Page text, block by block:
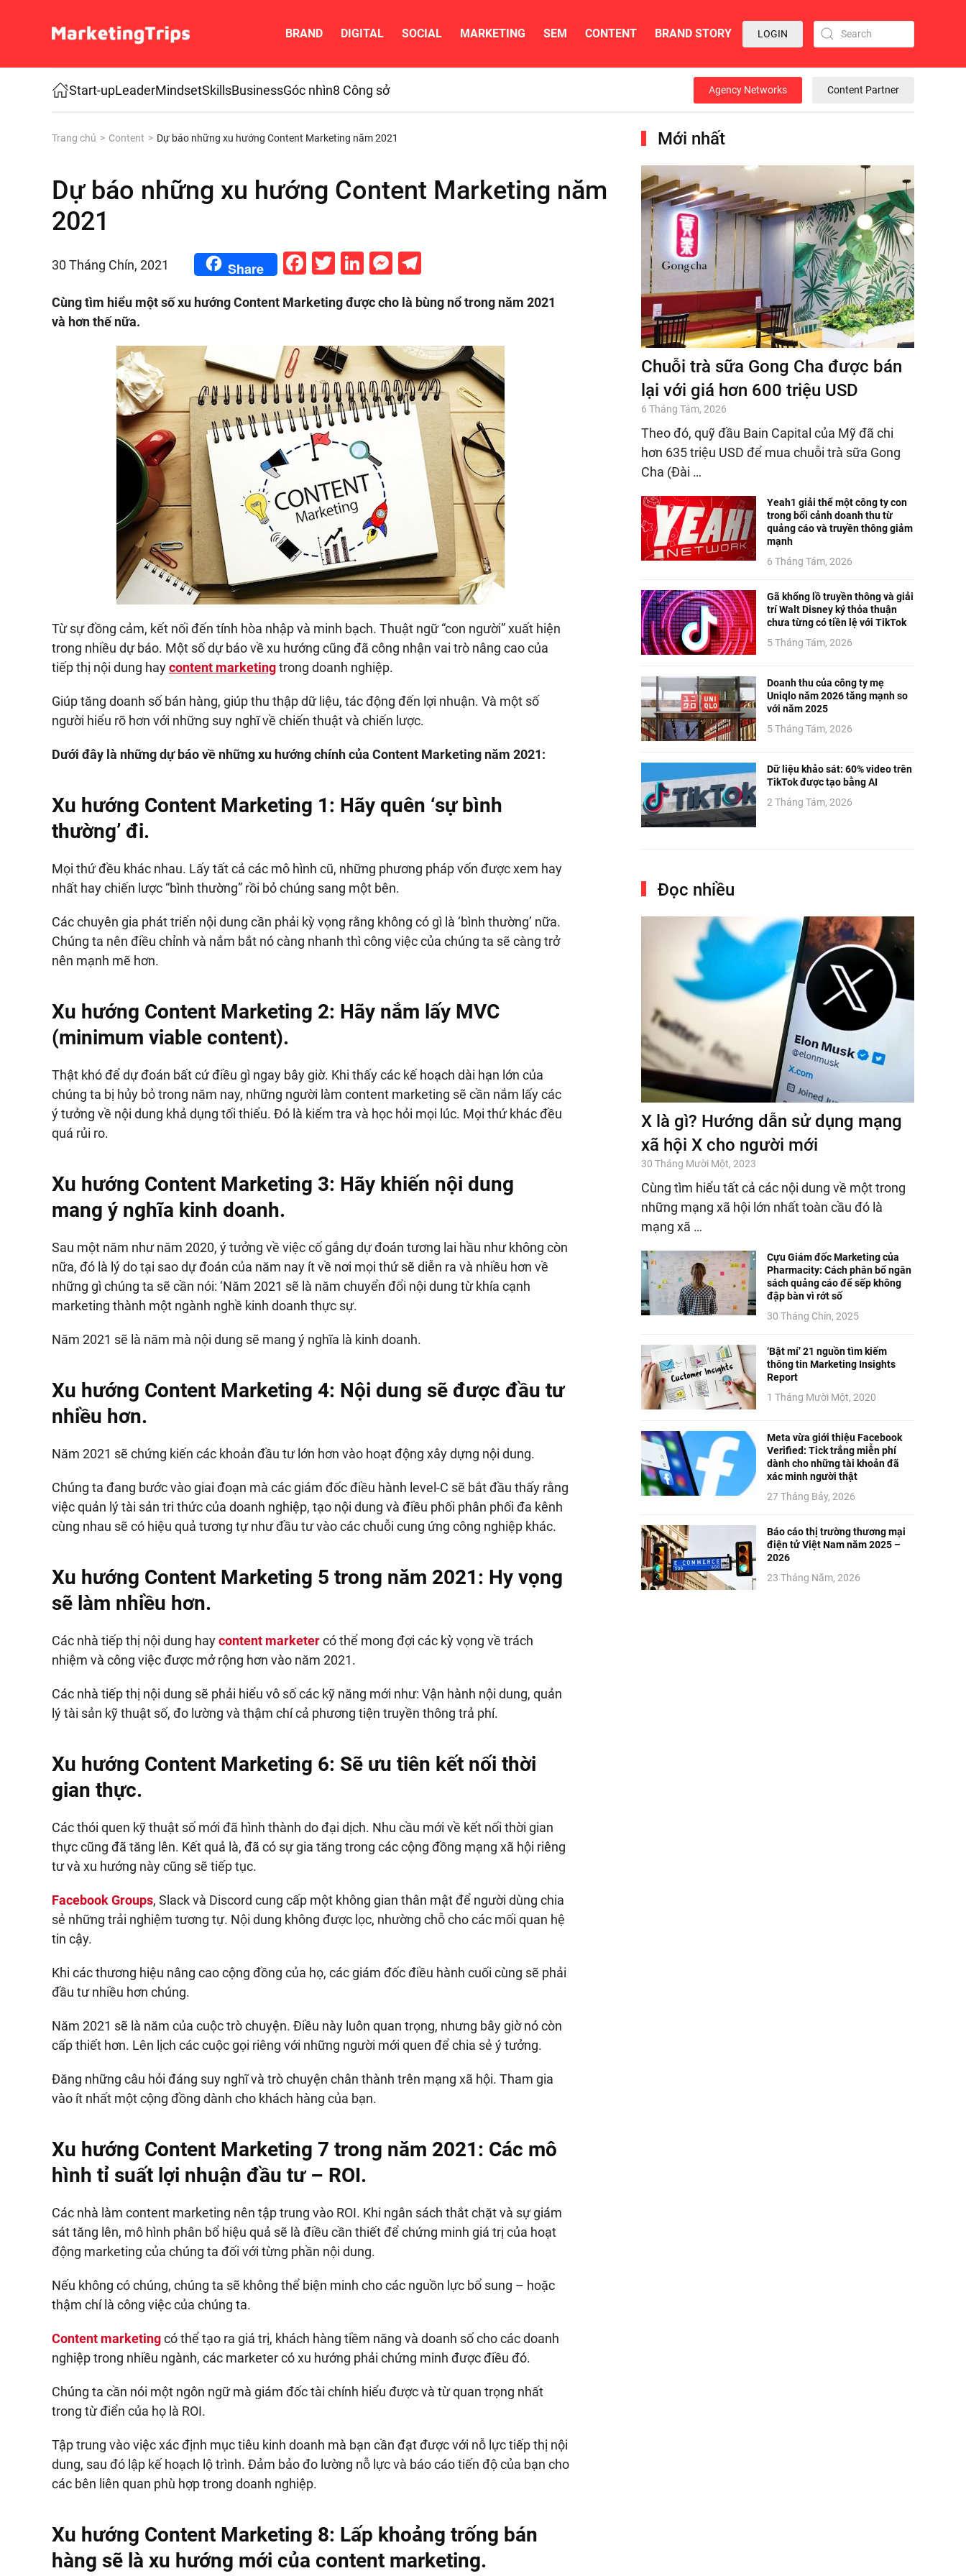
Skip to main content
BRAND DIGITAL SOCIAL MARKETING SEM CONTENT BRAND STORY LOGIN
Start-upLeaderMindsetSkillsBusinessGóc nhìn8 Công sở Agency Networks Content Partner
Trang chủ Content Dự báo những xu hướng Content Marketing năm 2021
Dự báo những xu hướng Content Marketing năm
2021
30 Tháng Chín, 2021 Share Facebook
Twitter
LinkedIn
Messenger
Telegram
Cùng tìm hiểu một số xu hướng Content Marketing được cho là bùng nổ trong năm 2021
và hơn thế nữa.
Từ sự đồng cảm, kết nối đến tính hòa nhập và minh bạch. Thuật ngữ “con người” xuất hiện
trong nhiều dự báo. Một số dự báo về xu hướng cũng đã công nhận vai trò nâng cao của
tiếp thị nội dung haycontent marketingtrong doanh nghiệp.
Giúp tăng doanh số bán hàng, giúp thu thập dữ liệu, tác động đến lợi nhuận. Và một số
người hiểu rõ hơn với những suy nghĩ về chiến thuật và chiến lược.
Dưới đây là những dự báo về những xu hướng chính của Content Marketing năm 2021:
Xu hướng Content Marketing 1: Hãy quên ‘sự bình
thường’ đi.
Mọi thứ đều khác nhau. Lấy tất cả các mô hình cũ, những phương pháp vốn được xem hay
nhất hay chiến lược “bình thường” rồi bỏ chúng sang một bên.
Các chuyên gia phát triển nội dung cần phải kỳ vọng rằng không có gì là ‘bình thường’ nữa.
Chúng ta nên điều chỉnh và nắm bắt nó càng nhanh thì công việc của chúng ta sẽ càng trở
nên mạnh mẽ hơn.
Xu hướng Content Marketing 2: Hãy nắm lấy MVC
(minimum viable content).
Thật khó để dự đoán bất cứ điều gì ngay bây giờ. Khi thấy các kế hoạch dài hạn lớn của
chúng ta bị hủy bỏ trong năm nay, những người làm content marketing sẽ cần nắm lấy các
ý tưởng về nội dung khả dụng tối thiểu. Đó là kiểm tra và học hỏi mọi lúc. Mọi thứ khác đều
quá rủi ro.
Xu hướng Content Marketing 3: Hãy khiến nội dung
mang ý nghĩa kinh doanh.
Sau một năm như năm 2020, ý tưởng về việc cố gắng dự đoán tương lai hầu như không còn
nữa, đó là lý do tại sao dự đoán của năm nay ít về nơi mọi thứ sẽ diễn ra và nhiều hơn về
những gì chúng ta sẽ cần nói: ‘Năm 2021 sẽ là năm chuyển đổi nội dung từ khía cạnh
marketing thành một ngành nghề kinh doanh thực sự.
Năm 2021 sẽ là năm mà nội dung sẽ mang ý nghĩa là kinh doanh.
Xu hướng Content Marketing 4: Nội dung sẽ được đầu tư
nhiều hơn.
Năm 2021 sẽ chứng kiến các khoản đầu tư lớn hơn vào hoạt động xây dựng nội dung.
Chúng ta đang bước vào giai đoạn mà các giám đốc điều hành level-C sẽ bắt đầu thấy rằng
việc quản lý tài sản tri thức của doanh nghiệp, tạo nội dung và điều phối phân phối đa kênh
cùng nhau sẽ có hiệu quả tương tự như đầu tư vào các chuỗi cung ứng công nghiệp khác.
Xu hướng Content Marketing 5 trong năm 2021: Hy vọng
sẽ làm nhiều hơn.
Các nhà tiếp thị nội dung haycontent marketercó thể mong đợi các kỳ vọng về trách
nhiệm và công việc được mở rộng hơn vào năm 2021.
Các nhà tiếp thị nội dung sẽ phải hiểu vô số các kỹ năng mới như: Vận hành nội dung, quản
lý tài sản kỹ thuật số, đo lường và thậm chí cả phương tiện truyền thông trả phí.
Xu hướng Content Marketing 6: Sẽ ưu tiên kết nối thời
gian thực.
Các thói quen kỹ thuật số mới đã hình thành do đại dịch. Nhu cầu mới về kết nối thời gian
thực cũng đã tăng lên. Kết quả là, đã có sự gia tăng trong các cộng đồng mạng xã hội riêng
tư và xu hướng này cũng sẽ tiếp tục.
Facebook Groups, Slack và Discord cung cấp một không gian thân mật để người dùng chia
sẻ những trải nghiệm tương tự. Nội dung không được lọc, nhường chỗ cho các mối quan hệ
tin cậy.
Khi các thương hiệu nâng cao cộng đồng của họ, các giám đốc điều hành cuối cùng sẽ phải
đầu tư nhiều hơn chúng.
Năm 2021 sẽ là năm của cuộc trò chuyện. Điều này luôn quan trọng, nhưng bây giờ nó còn
cấp thiết hơn. Lên lịch các cuộc gọi riêng với những người mới quen để chia sẻ ý tưởng.
Đăng những câu hỏi đáng suy nghĩ và trò chuyện chân thành trên mạng xã hội. Tham gia
vào ít nhất một cộng đồng dành cho khách hàng của bạn.
Xu hướng Content Marketing 7 trong năm 2021: Các mô
hình tỉ suất lợi nhuận đầu tư – ROI.
Các nhà làm content marketing nên tập trung vào ROI. Khi ngân sách thắt chặt và sự giám
sát tăng lên, mô hình phân bổ hiệu quả sẽ là điều cần thiết để chứng minh giá trị của hoạt
động marketing của chúng ta đối với từng phần nội dung.
Nếu không có chúng, chúng ta sẽ không thể biện minh cho các nguồn lực bổ sung – hoặc
thậm chí là công việc của chúng ta.
Content marketingcó thể tạo ra giá trị, khách hàng tiềm năng và doanh số cho các doanh
nghiệp trong nhiều ngành, các marketer có xu hướng phải chứng minh được điều đó.
Chúng ta cần nói một ngôn ngữ mà giám đốc tài chính hiểu được và từ quan trọng nhất
trong từ điển của họ là ROI.
Tập trung vào việc xác định mục tiêu kinh doanh mà bạn cần đạt được với nỗ lực tiếp thị nội
dung, sau đó lập kế hoạch lộ trình. Đảm bảo đo lường nỗ lực và báo cáo tiến độ của bạn cho
các bên liên quan phù hợp trong doanh nghiệp.
Xu hướng Content Marketing 8: Lấp khoảng trống bán
hàng sẽ là xu hướng mới của content marketing.
Mới nhất
Chuỗi trà sữa Gong Cha được bán
lại với giá hơn 600 triệu USD
6 Tháng Tám, 2026
Theo đó, quỹ đầu Bain Capital của Mỹ đã chi
hơn 635 triệu USD để mua chuỗi trà sữa Gong
Cha (Đài …
Yeah1 giải thể một công ty con
trong bối cảnh doanh thu từ
quảng cáo và truyền thông giảm
mạnh
6 Tháng Tám, 2026
Gã khổng lồ truyền thông và giải
trí Walt Disney ký thỏa thuận
chưa từng có tiền lệ với TikTok
5 Tháng Tám, 2026
Doanh thu của công ty mẹ
Uniqlo năm 2026 tăng mạnh so
với năm 2025
5 Tháng Tám, 2026
Dữ liệu khảo sát: 60% video trên
TikTok được tạo bằng AI
2 Tháng Tám, 2026
Đọc nhiều
X là gì? Hướng dẫn sử dụng mạng
xã hội X cho người mới
30 Tháng Mười Một, 2023
Cùng tìm hiểu tất cả các nội dung về một trong
những mạng xã hội lớn nhất toàn cầu đó là
mạng xã …
Cựu Giám đốc Marketing của
Pharmacity: Cách phân bổ ngân
sách quảng cáo để sếp không
đập bàn vì rớt số
30 Tháng Chín, 2025
‘Bật mí’ 21 nguồn tìm kiếm
thông tin Marketing Insights
Report
1 Tháng Mười Một, 2020
Meta vừa giới thiệu Facebook
Verified: Tick trắng miễn phí
dành cho những tài khoản đã
xác minh người thật
27 Tháng Bảy, 2026
Báo cáo thị trường thương mại
điện tử Việt Nam năm 2025 –
2026
23 Tháng Năm, 2026